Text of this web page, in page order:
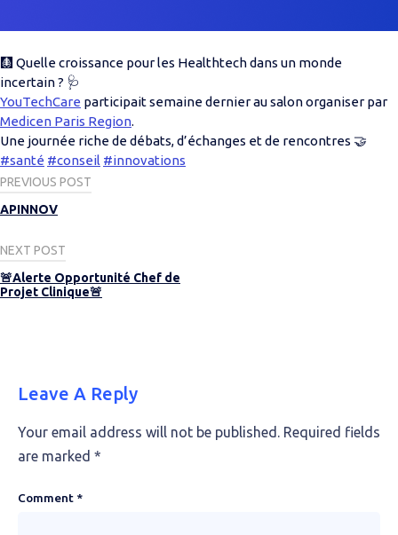
🩻 Quelle croissance pour les Healthtech dans un monde
incertain ? 🩺
YouTechCare participait semaine dernier au salon organiser par
Medicen Paris Region.
Une journée riche de débats, d’échanges et de rencontres 🤝
#santé #conseil #innovations
Post
navigation
PREVIOUS POST
APINNOV
NEXT POST
🚨Alerte Opportunité Chef de
Projet Clinique🚨
Leave A Reply
Your email address will not be published. Required fields
are marked *
Comment *